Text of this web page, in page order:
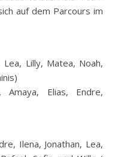
auf dem Parcours im
Lea, Lilly, Matea, Noah,
Elias, Endre,
Ilena, Jonathan, Lea,